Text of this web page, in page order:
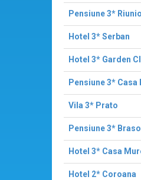
Pensiune 3*
Hotel 3* Serban
Hotel 3* Garden
Pensiune 3* Casa
Vila 3* Prato
Pensiune 3*
Hotel 3* Casa
Hotel 2* Coroana